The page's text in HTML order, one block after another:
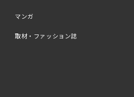
マンガ
取材・ファッション誌